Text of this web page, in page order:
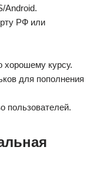
Android.
РФ или
хорошему курсу.
для пополнения
пользователей.